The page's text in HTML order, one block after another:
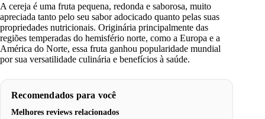
A cereja é uma fruta pequena, redonda e saborosa, muito
apreciada tanto pelo seu sabor adocicado quanto pelas suas
propriedades nutricionais. Originária principalmente das
regiões temperadas do hemisfério norte, como a Europa e a
América do Norte, essa fruta ganhou popularidade mundial
por sua versatilidade culinária e benefícios à saúde.
Recomendados para você
Melhores reviews relacionados